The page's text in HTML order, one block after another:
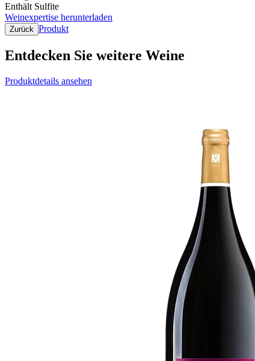
Enthält Sulfite
Weinexpertise herunterladen
Zurück Produkt
Entdecken Sie weitere Weine
Produktdetails ansehen